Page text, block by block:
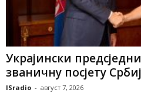
Украјински
званичну посјету
ISradio - август 7, 2026